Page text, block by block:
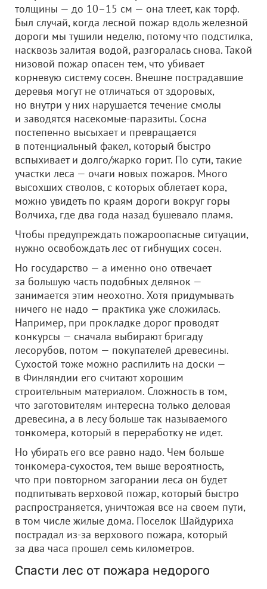
толщины — до 10–15 см — она тлеет, как торф.
Был случай, когда лесной пожар вдоль железной
дороги мы тушили неделю, потому что подстилка,
насквозь залитая водой, разгоралась снова. Такой
низовой пожар опасен тем, что убивает
корневую систему сосен. Внешне пострадавшие
деревья могут не отличаться от здоровых,
но внутри у них нарушается течение смолы
и заводятся насекомые-паразиты. Сосна
постепенно высыхает и превращается
в потенциальный факел, который быстро
вспыхивает и долго/жарко горит. По сути, такие
участки леса — очаги новых пожаров. Много
высохших стволов, с которых облетает кора,
можно увидеть по краям дороги вокруг горы
Волчиха, где два года назад бушевало пламя.
Чтобы предупреждать пожароопасные ситуации,
нужно освобождать лес от гибнущих сосен.
Но государство — а именно оно отвечает
за большую часть подобных делянок —
занимается этим неохотно. Хотя придумывать
ничего не надо — практика уже сложилась.
Например, при прокладке дорог проводят
конкурсы — сначала выбирают бригаду
лесорубов, потом — покупателей древесины.
Сухостой тоже можно распилить на доски —
в Финляндии его считают хорошим
строительным материалом. Сложность в том,
что заготовителям интересна только деловая
древесина, а в лесу больше так называемого
тонкомера, который в переработку не идет.
Но убирать его все равно надо. Чем больше
тонкомера-сухостоя, тем выше вероятность,
что при повторном загорании леса он будет
подпитывать верховой пожар, который быстро
распространяется, уничтожая все на своем пути,
в том числе жилые дома. Поселок Шайдуриха
пострадал из-за верхового пожара, который
за два часа прошел семь километров.
Спасти лес от пожара недорого